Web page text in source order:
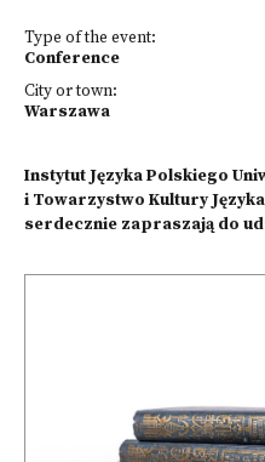
Type of the event:
Conference
City or town:
Warszawa
Instytut Języka Polskiego
i Towarzystwo Kultury Języka
serdecznie zapraszają do